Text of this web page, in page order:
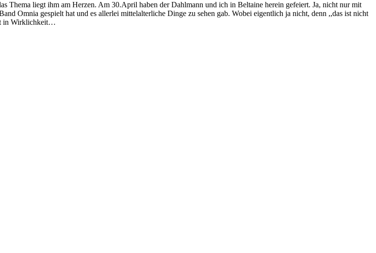
Thema liegt ihm am Herzen. Am 30.April haben der Dahlmann und ich in Beltaine herein gefeiert. Ja, nicht nur mit
Omnia gespielt hat und es allerlei mittelalterliche Dinge zu sehen gab. Wobei eigentlich ja nicht, denn ,,das ist nicht
in Wirklichkeit…